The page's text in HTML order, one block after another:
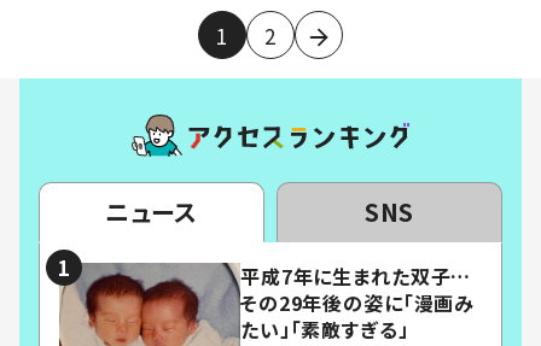
1 2
ニュース SNS
平成7年に生まれた双子…
その29年後の姿に「漫画み
たい」「素敵すぎる」